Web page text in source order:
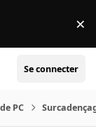
×
Se connecter
PC